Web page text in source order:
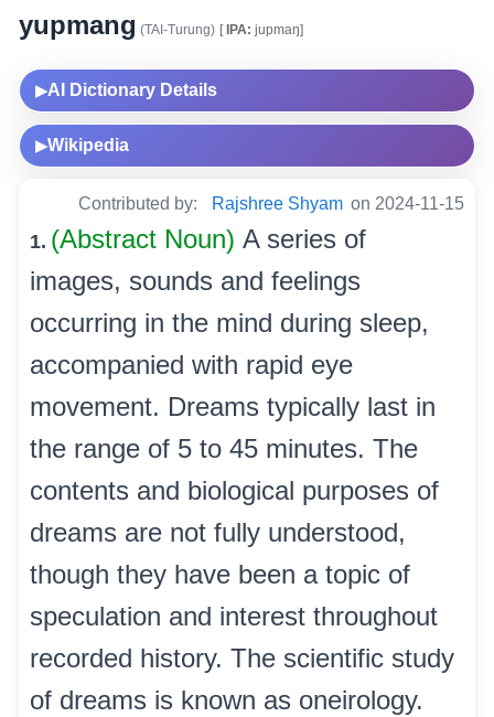
yupmang (TAI-Turung) [IPA: jupmaŋ]
▶AI Dictionary Details
▶Wikipedia
Contributed by: Rajshree Shyam on 2024-11-15
1. (Abstract Noun) A series of
images, sounds and feelings
occurring in the mind during sleep,
accompanied with rapid eye
movement. Dreams typically last in
the range of 5 to 45 minutes. The
contents and biological purposes of
dreams are not fully understood,
though they have been a topic of
speculation and interest throughout
recorded history. The scientific study
of dreams is known as oneirology.